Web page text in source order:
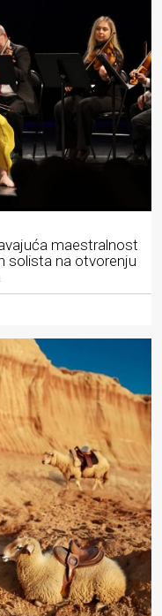
maestralnost
solista na otvorenju